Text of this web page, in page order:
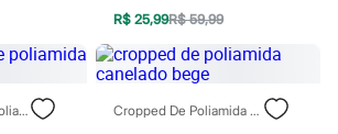
R$ 25,99R$ 59,99
Cropped Long De Poliamida Cavado - Cru Cropped De Poliamida Canelado Bege